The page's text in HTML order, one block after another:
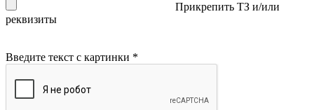
Прикрепить ТЗ и/или
реквизиты
Введите текст с картинки *